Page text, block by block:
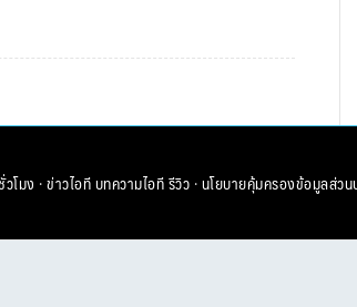
โมง ·ข่าวไอทีบทความไอทีรีวิว ·นโยบายคุ้มครองข้อมูลส่ว